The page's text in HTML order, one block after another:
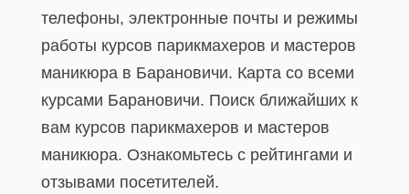
телефоны, электронные почты и режимы
работы курсов парикмахеров и мастеров
маникюра в Барановичи. Карта со всеми
курсами Барановичи. Поиск ближайших к
вам курсов парикмахеров и мастеров
маникюра. Ознакомьтесь с рейтингами и
отзывами посетителей.